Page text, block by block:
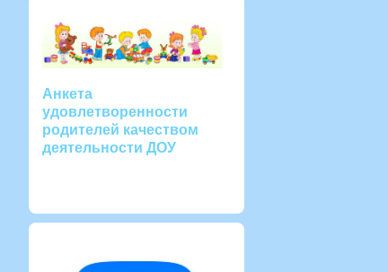
Анкета
удовлетворенности
родителей качеством
деятельности ДОУ